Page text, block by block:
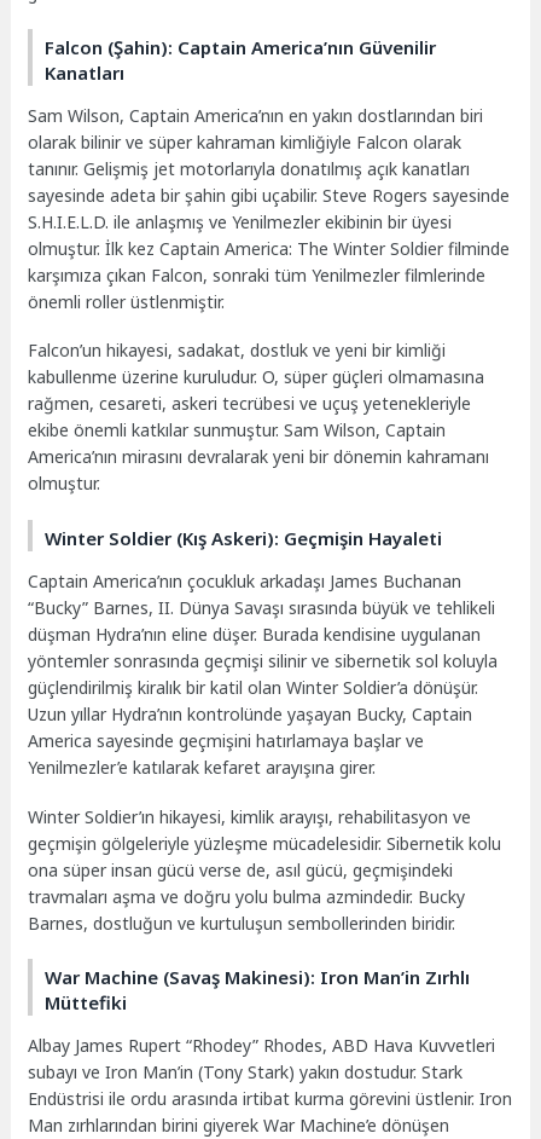
Falcon (Şahin): Captain America’nın Güvenilir
Kanatları
Sam Wilson, Captain America’nın en yakın dostlarından biri
olarak bilinir ve süper kahraman kimliğiyle Falcon olarak
tanınır. Gelişmiş jet motorlarıyla donatılmış açık kanatları
sayesinde adeta bir şahin gibi uçabilir. Steve Rogers sayesinde
S.H.I.E.L.D. ile anlaşmış ve Yenilmezler ekibinin bir üyesi
olmuştur. İlk kez Captain America: The Winter Soldier filminde
karşımıza çıkan Falcon, sonraki tüm Yenilmezler filmlerinde
önemli roller üstlenmiştir.
Falcon’un hikayesi, sadakat, dostluk ve yeni bir kimliği
kabullenme üzerine kuruludur. O, süper güçleri olmamasına
rağmen, cesareti, askeri tecrübesi ve uçuş yetenekleriyle
ekibe önemli katkılar sunmuştur. Sam Wilson, Captain
America’nın mirasını devralarak yeni bir dönemin kahramanı
olmuştur.
Winter Soldier (Kış Askeri): Geçmişin Hayaleti
Captain America’nın çocukluk arkadaşı James Buchanan
“Bucky” Barnes, II. Dünya Savaşı sırasında büyük ve tehlikeli
düşman Hydra’nın eline düşer. Burada kendisine uygulanan
yöntemler sonrasında geçmişi silinir ve sibernetik sol koluyla
güçlendirilmiş kiralık bir katil olan Winter Soldier’a dönüşür.
Uzun yıllar Hydra’nın kontrolünde yaşayan Bucky, Captain
America sayesinde geçmişini hatırlamaya başlar ve
Yenilmezler’e katılarak kefaret arayışına girer.
Winter Soldier’ın hikayesi, kimlik arayışı, rehabilitasyon ve
geçmişin gölgeleriyle yüzleşme mücadelesidir. Sibernetik kolu
ona süper insan gücü verse de, asıl gücü, geçmişindeki
travmaları aşma ve doğru yolu bulma azmindedir. Bucky
Barnes, dostluğun ve kurtuluşun sembollerinden biridir.
War Machine (Savaş Makinesi): Iron Man’in Zırhlı
Müttefiki
Albay James Rupert “Rhodey” Rhodes, ABD Hava Kuvvetleri
subayı ve Iron Man’in (Tony Stark) yakın dostudur. Stark
Endüstrisi ile ordu arasında irtibat kurma görevini üstlenir. Iron
Man zırhlarından birini giyerek War Machine’e dönüşen